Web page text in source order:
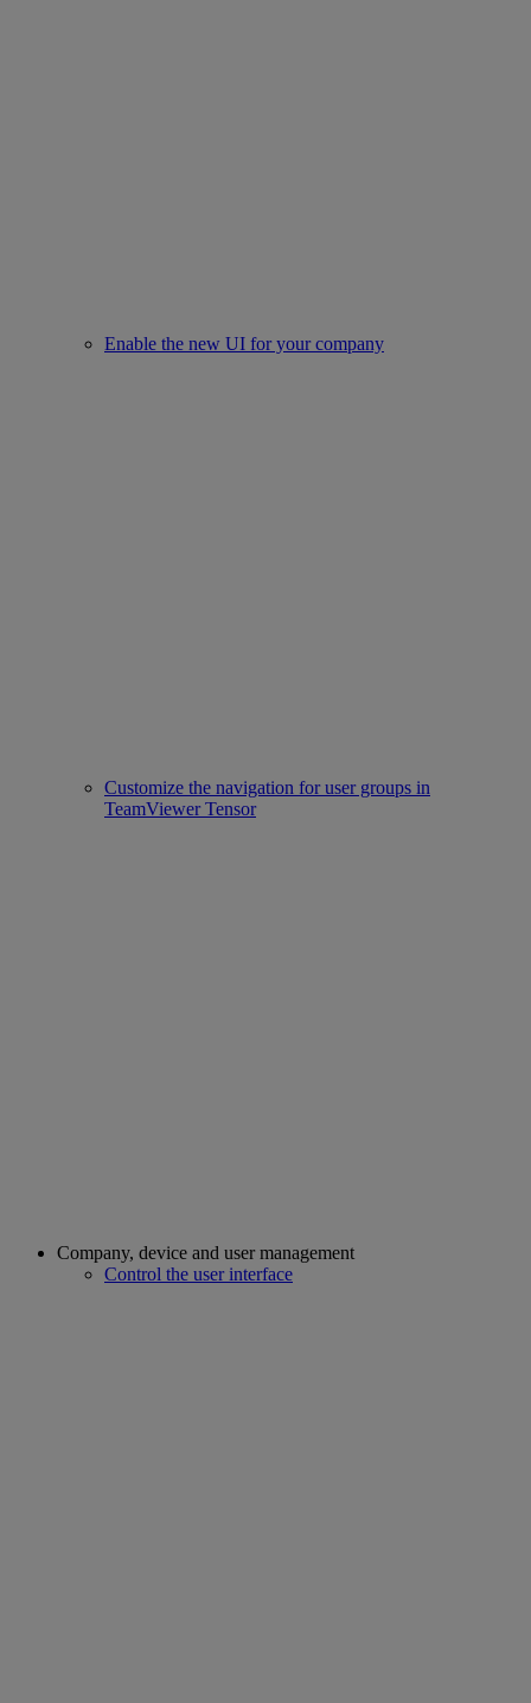
Enable the new UI for your company
Customize the navigation for user groups in
TeamViewer Tensor
Company, device and user management
Control the user interface